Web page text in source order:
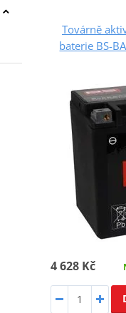
Továrně
baterie BS-
4 628 Kč